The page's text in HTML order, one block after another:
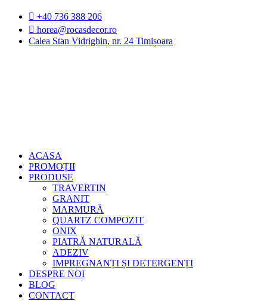
conținut
+40 736 388 206
horea@rocasdecor.ro
Calea Stan Vidrighin, nr. 24 Timișoara
ACASA
PROMOȚII
PRODUSE
TRAVERTIN
GRANIT
MARMURĂ
QUARTZ COMPOZIT
ONIX
PIATRĂ NATURALĂ
ADEZIV
IMPREGNANȚI ȘI DETERGENȚI
DESPRE NOI
BLOG
CONTACT